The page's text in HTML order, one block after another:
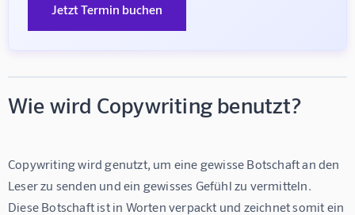
Jetzt Termin buchen
Wie wird Copywriting benutzt?
Copywriting wird genutzt, um eine gewisse Botschaft an den
Leser zu senden und ein gewisses Gefühl zu vermitteln.
Diese Botschaft ist in Worten verpackt und zeichnet somit ein